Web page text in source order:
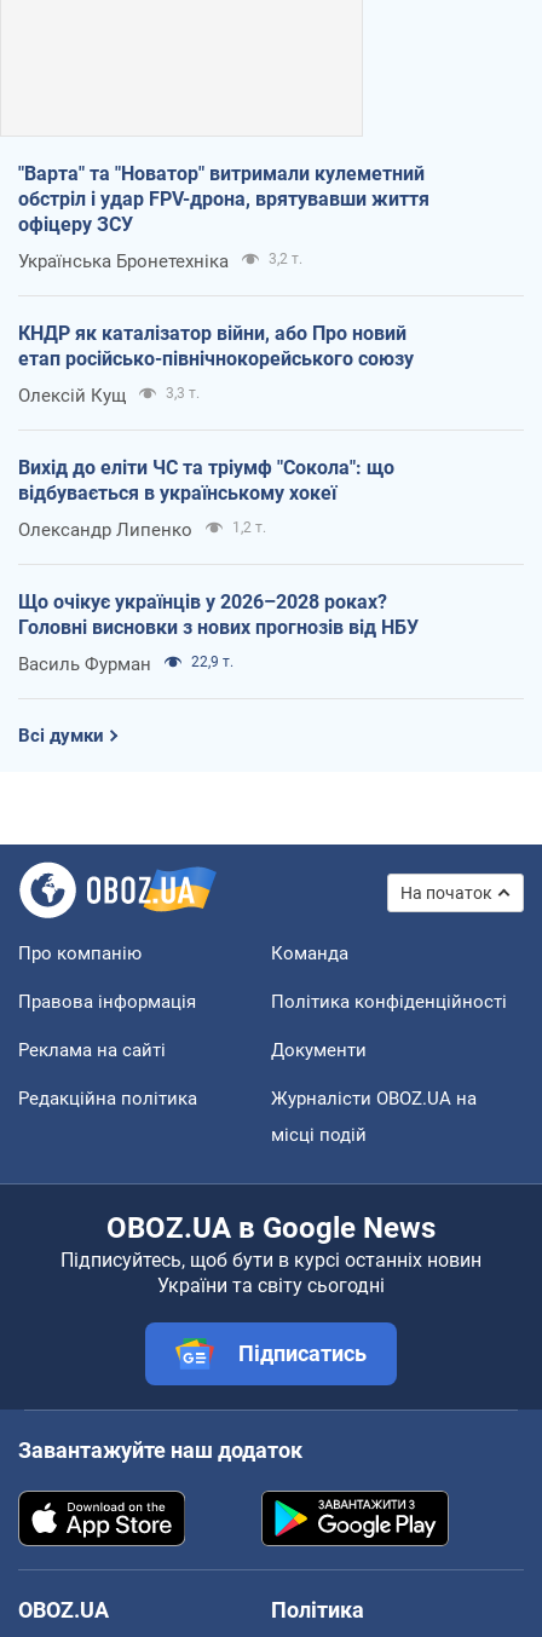
"Варта" та "Новатор" витримали кулеметний
обстріл і удар FPV-дрона, врятувавши життя
офіцеру ЗСУ
Українська Бронетехніка 3,2 т.
КНДР як каталізатор війни, або Про новий
етап російсько-північнокорейського союзу
Олексій Кущ 3,3 т.
Вихід до еліти ЧС та тріумф "Сокола": що
відбувається в українському хокеї
Олександр Липенко 1,2 т.
Що очікує українців у 2026–2028 роках?
Головні висновки з нових прогнозів від НБУ
Василь Фурман 22,9 т.
Всі думки
На початок
Про компанію Команда
Правова інформація Політика конфіденційності
Реклама на сайті Документи
Редакційна політика
Журналісти OBOZ.UA на
місці подій
OBOZ.UA в Google News
Підписуйтесь, щоб бути в курсі останніх новин
України та світу сьогодні
Підписатись
Завантажуйте наш додаток
OBOZ.UA
Політика